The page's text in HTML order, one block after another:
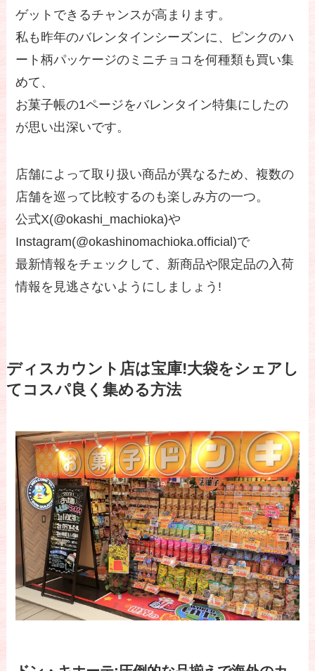
ゲットできるチャンスが高まります。
私も昨年のバレンタインシーズンに、ピンクのハ
ート柄パッケージのミニチョコを何種類も買い集
めて、
お菓子帳の1ページをバレンタイン特集にしたの
が思い出深いです。
店舗によって取り扱い商品が異なるため、複数の
店舗を巡って比較するのも楽しみ方の一つ。
公式X(@okashi_machioka)や
Instagram(@okashinomachioka.official)で
最新情報をチェックして、新商品や限定品の入荷
情報を見逃さないようにしましょう!
ディスカウント店は宝庫!大袋をシェアし
てコスパ良く集める方法